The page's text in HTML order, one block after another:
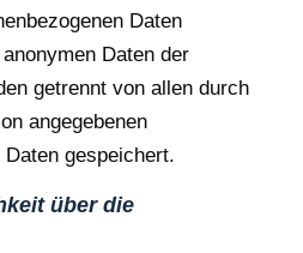
Daten
Daten der
getrennt von allen durch
angegebenen
Daten gespeichert.
über die